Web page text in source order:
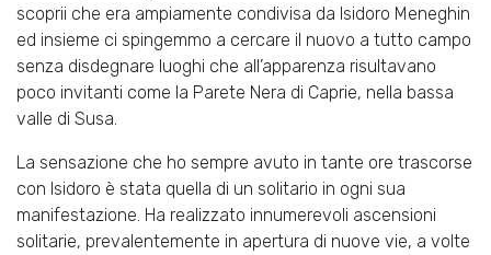
scoprii che era ampiamente condivisa da Isidoro Meneghin
ed insieme ci spingemmo a cercare il nuovo a tutto campo
senza disdegnare luoghi che all’apparenza risultavano
poco invitanti come la Parete Nera di Caprie, nella bassa
valle di Susa.
La sensazione che ho sempre avuto in tante ore trascorse
con Isidoro è stata quella di un solitario in ogni sua
manifestazione. Ha realizzato innumerevoli ascensioni
solitarie, prevalentemente in apertura di nuove vie, a volte